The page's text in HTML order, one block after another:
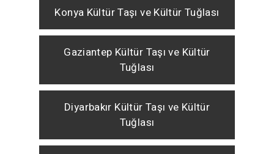
Konya Kültür Taşı ve Kültür Tuğlası
Gaziantep Kültür Taşı ve Kültür
Tuğlası
Diyarbakır Kültür Taşı ve Kültür
Tuğlası